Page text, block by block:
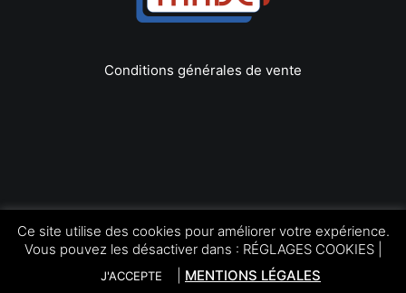
Conditions générales de vente
Copyright © 2022 Foto Trade
Tous les droits réservés | byLEOconcept.fr
Ce site utilise des cookies pour améliorer votre expérience.
Vous pouvez les désactiver dans : RÉGLAGES COOKIES|
J'ACCEPTE MENTIONS LÉGALES